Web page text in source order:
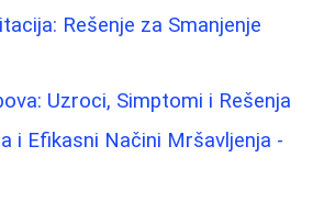
Rešenje za Smanjenje
Uzroci, Simptomi i Rešenja
i Efikasni Načini Mršavljenja -